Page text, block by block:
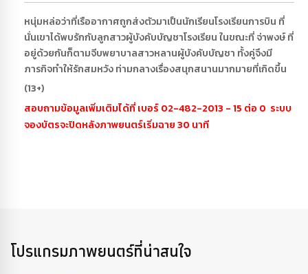
หนุ่มหล่อว่าที่เรืออากาศถูกส่งตัวมาเป็นนักเรียนโรงเรียนการบิน ที่
นั่นเขาได้พบรักกับลูกสาวผู้บังคับบัญชาโรงเรียน ในขณะที่ จ่าพงษ์ ที่
อยู่ด้วยกันก็ตามจีบพยาบาลสาวหลานผู้บังคับบัญชา ทั้งคู่จึงมี
ภารกิจทำให้รักสมหวัง ท่ามกลางเรื่องสนุกสนานมากมายที่เกิดขึ้น
(13+)
สอบถามข้อมูลเพิ่มเติมได้ที่ เบอร์ 02-482-2013 - 15 ต่อ 0 ระบบ
จองบัตรจะปิดหลังภาพยนตร์เริ่มฉาย 30 นาที
โปรแกรมภาพยนตร์ที่น่าสนใจ